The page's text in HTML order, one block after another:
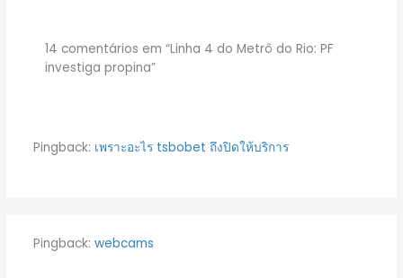
14 comentários em “Linha 4 do Metrô do Rio: PF
investiga propina”
Pingback: เพราะอะไร tsbobet ถึงปิดให้บริการ
Pingback: webcams